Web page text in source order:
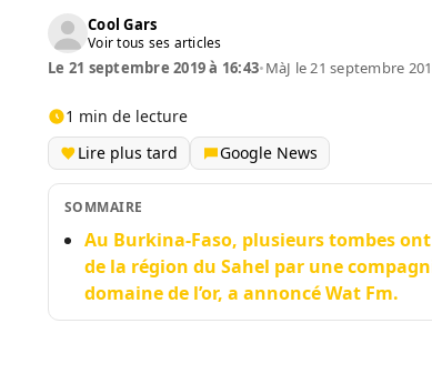
Cool Gars
Voir tous ses articles
Le 21 septembre 2019 à 16:43•MàJ le 21 septembre
1 min de lecture
Lire plus tard
Google News
SOMMAIRE
Au Burkina-Faso, plusieurs tombes
de la région du Sahel par une
domaine de l’or, a annoncé Wat Fm.